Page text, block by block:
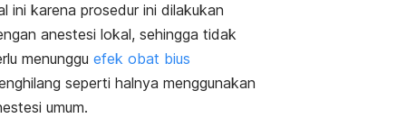
ini karena prosedur ini dilakukan
anestesi lokal, sehingga tidak
menunggu efek obat bius
seperti halnya menggunakan
umum.